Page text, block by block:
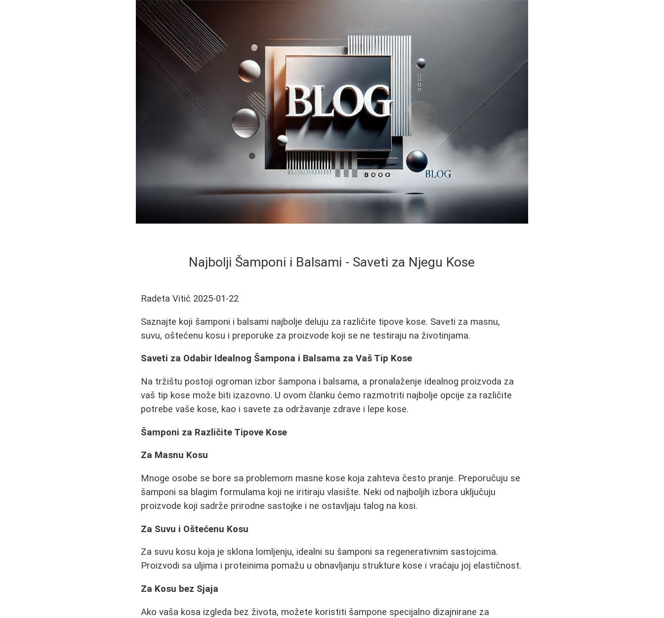
Najbolji Šamponi i Balsami - Saveti za Njegu Kose
Radeta Vitić 2025-01-22
Saznajte koji šamponi i balsami najbolje deluju za različite tipove kose. Saveti za masnu,
suvu, oštećenu kosu i preporuke za proizvode koji se ne testiraju na životinjama.
Saveti za Odabir Idealnog Šampona i Balsama za Vaš Tip Kose
Na tržištu postoji ogroman izbor šampona i balsama, a pronalaženje idealnog proizvoda za
vaš tip kose može biti izazovno. U ovom članku ćemo razmotriti najbolje opcije za različite
potrebe vaše kose, kao i savete za održavanje zdrave i lepe kose.
Šamponi za Različite Tipove Kose
Za Masnu Kosu
Mnoge osobe se bore sa problemom masne kose koja zahteva često pranje. Preporučuju se
šamponi sa blagim formulama koji ne iritiraju vlasište. Neki od najboljih izbora uključuju
proizvode koji sadrže prirodne sastojke i ne ostavljaju talog na kosi.
Za Suvu i Oštećenu Kosu
Za suvu kosu koja je sklona lomljenju, idealni su šamponi sa regenerativnim sastojcima.
Proizvodi sa uljima i proteinima pomažu u obnavljanju strukture kose i vraćaju joj elastičnost.
Za Kosu bez Sjaja
Ako vaša kosa izgleda bez života, možete koristiti šampone specijalno dizajnirane za